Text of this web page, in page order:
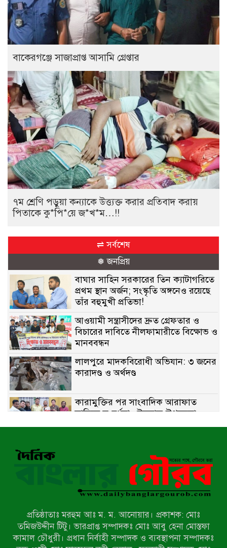
বাকেরগঞ্জে সাজাপ্রাপ্ত আসামি গ্রেপ্তার
৭ম শ্রেণি পড়ুয়া কন্যাকে উত্ত্যক্ত করার প্রতিবাদ করায়
পিতাকে কু*পি*য়ে জ*খ*ম…!!
⇌ সর্বশেষ
❅ জনপ্রিয়
বাঘার সাহিন সরকারের তিন ক্যাটাগরিতে
প্রথম স্থান অর্জন; সংস্কৃতি অঙ্গনেও রয়েছে
তাঁর বহুমুখী প্রতিভা!
আওয়ামী সন্ত্রাসীদের দ্রুত গ্রেফতার ও
বিচারের দাবিতে নীলফামারীতে বিক্ষোভ ও
মানববন্ধন
লালপুরে মাদকবিরোধী অভিযান: ৩ জনের
কারাদণ্ড ও অর্থদণ্ড
কারামুক্তির পর সাংবাদিক আরাফাত
সানিকে সংবর্ধনা, টেকনাফ উপজেলা
প্রেসক্লাবের ফুলেল শুভেচ্ছা
মিয়ানমারের সীমান্তে স্থলমাইন বিস্ফোরণ:
উখিয়ার এক যুবকের পা বিচ্ছিন্ন
৭ম শ্রেণি পড়ুয়া কন্যাকে উত্ত্যক্ত করার
প্রতিবাদ করায় পিতাকে কু*পি*য়ে
প্রতিষ্ঠাতাঃ মরহুম আঃ ম. ম. আনোয়ার। প্রকাশক: মোঃ
তমিজউদ্দীন টিটু। ভারপ্রাপ্ত সম্পাদকঃ মোঃ আবু হেনা মোস্তফা
কামাল চৌধুরী। প্রধান নির্বাহী সম্পাদক ও ব্যবস্থাপনা সম্পাদকঃ